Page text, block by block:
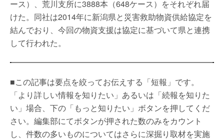
ース）、荒川支所に3888本（648ケース）をそれぞれ届
けた。同社は2014年に新潟県と災害救助物資供給協定を
結んでおり、今回の物資支援は協定に基づいて県と連携
して行われた。
■この記事は要点を絞ってお伝えする「短報」です。
「より詳しい情報を知りたい」あるいは「続報を知りた
い」場合、下の「もっと知りたい」ボタンを押してくだ
さい。編集部にてボタンが押された数のみをカウント
し、件数の多いものについてはさらに深掘り取材を実施